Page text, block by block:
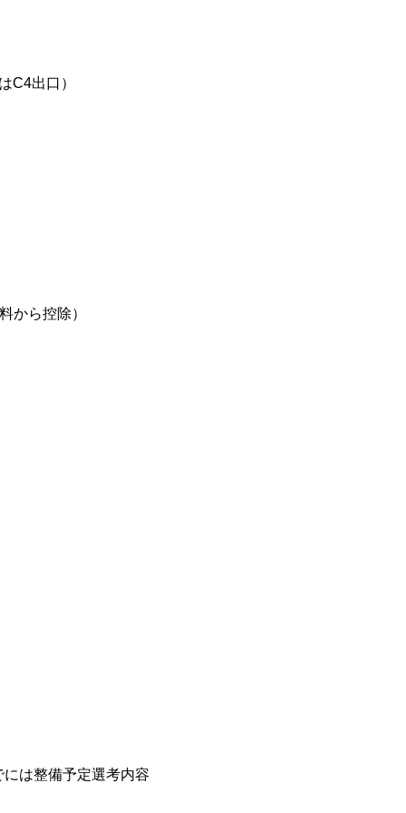
C4出口）
から控除）
は整備予定選考内容